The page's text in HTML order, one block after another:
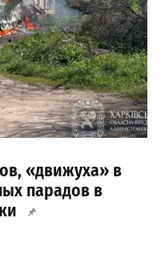
«движуха» в
парадов в